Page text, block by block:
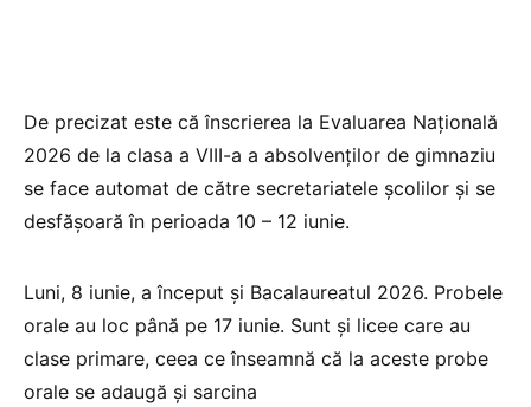
De precizat este că înscrierea la Evaluarea Națională
2026 de la clasa a VIII-a a absolvenților de gimnaziu
se face automat de către secretariatele școlilor și se
desfășoară în perioada 10 – 12 iunie.
Luni, 8 iunie, a început și Bacalaureatul 2026. Probele
orale au loc până pe 17 iunie. Sunt și licee care au
clase primare, ceea ce înseamnă că la aceste probe
orale se adaugă și sarcina